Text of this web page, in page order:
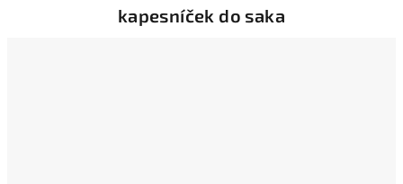
kapesníček do saka